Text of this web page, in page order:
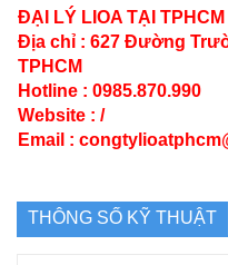
ĐẠI LÝ LIOA TẠI TPHCM
Địa chỉ : 627 Đường
TPHCM
Hotline : 0985.870.990
Website : /
Email :
THÔNG SỐ KỸ THUẬT